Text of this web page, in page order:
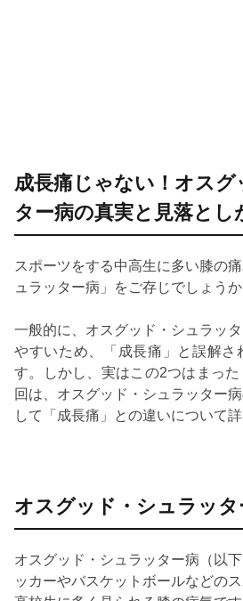
成長痛じゃない！オスグ
ター病の真実と見落とし
スポーツをする中高生に多い膝の
ュラッター病」をご存じでしょうか
一般的に、オスグッド・シュラッ
やすいため、「成長痛」と誤解さ
す。しかし、実はこの2つはまっ
回は、オスグッド・シュラッター
して「成長痛」との違いについて詳
オスグッド・シュラッタ
オスグッド・シュラッター病（以
ッカーやバスケットボールなどの